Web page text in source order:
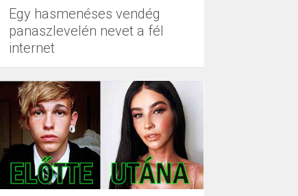
Egy hasmenéses vendég
panaszlevelén nevet a fél
internet